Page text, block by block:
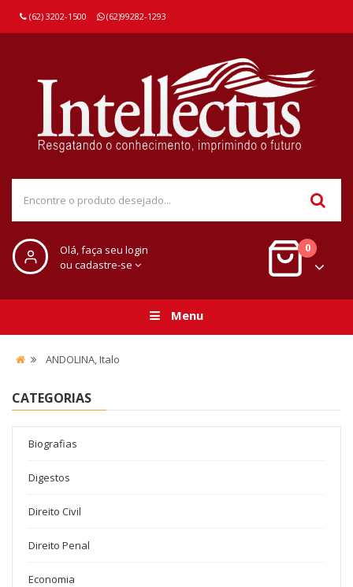
(62) 3202-1500 (62)99282-1293
Olá, faça seu login
ou cadastre-se
0
Menu
ANDOLINA, Italo
CATEGORIAS
Biografias
Digestos
Direito Civil
Direito Penal
Economia